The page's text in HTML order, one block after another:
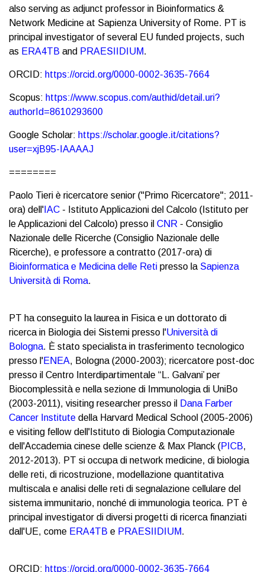
also serving as adjunct professor in Bioinformatics &
Network Medicine at Sapienza University of Rome. PT is
principal investigator of several EU funded projects, such
as ERA4TB and PRAESIIDIUM.
ORCID: https://orcid.org/0000-0002-3635-7664
Scopus: https://www.scopus.com/authid/detail.uri?
authorId=8610293600
Google Scholar: https://scholar.google.it/citations?
user=xjB95-IAAAAJ
========
Paolo Tieri è ricercatore senior ("Primo Ricercatore"; 2011-
ora) dell' IAC - Istituto Applicazioni del Calcolo (Istituto per
le Applicazioni del Calcolo) presso il CNR - Consiglio
Nazionale delle Ricerche (Consiglio Nazionale delle
Ricerche), e professore a contratto (2017-ora) di
Bioinformatica e Medicina delle Reti presso la Sapienza
Università di Roma.
PT ha conseguito la laurea in Fisica e un dottorato di
ricerca in Biologia dei Sistemi presso l'Università di
Bologna. È stato specialista in trasferimento tecnologico
presso l'ENEA, Bologna (2000-2003); ricercatore post-doc
presso il Centro Interdipartimentale “L. Galvani’ per
Biocomplessità e nella sezione di Immunologia di UniBo
(2003-2011), visiting researcher presso il Dana Farber
Cancer Institute della Harvard Medical School (2005-2006)
e visiting fellow dell'Istituto di Biologia Computazionale
dell'Accademia cinese delle scienze & Max Planck (PICB,
2012-2013). PT si occupa di network medicine, di biologia
delle reti, di ricostruzione, modellazione quantitativa
multiscala e analisi delle reti di segnalazione cellulare del
sistema immunitario, nonché di immunologia teorica. PT è
principal investigator di diversi progetti di ricerca finanziati
dall'UE, come ERA4TB e PRAESIIDIUM.
ORCID: https://orcid.org/0000-0002-3635-7664